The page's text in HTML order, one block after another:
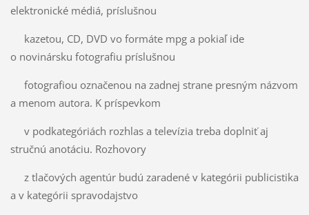
elektronické médiá, príslušnou
kazetou, CD, DVD vo formáte mpg a pokiaľ ide
o novinársku fotografiu príslušnou
fotografiou označenou na zadnej strane presným názvom
a menom autora. K príspevkom
v podkategóriách rozhlas a televízia treba doplniť aj
stručnú anotáciu. Rozhovory
z tlačových agentúr budú zaradené v kategórii publicistika
a v kategórii spravodajstvo